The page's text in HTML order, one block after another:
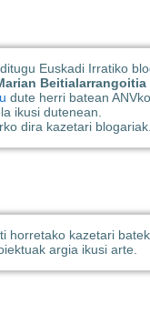
Euskadi Irratiko
Beitialarrangoitia
dute herri batean ANVko
ikusi dutenean.
dira kazetari blogariak.
horretako kazetari
argia ikusi arte.